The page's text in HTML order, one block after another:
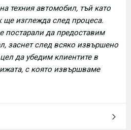
техния автомобил, тъй като
ще изглежда след процеса.
постарали да предоставим
заснет след всяко извършено
да убедим клиентите в
с която извършваме